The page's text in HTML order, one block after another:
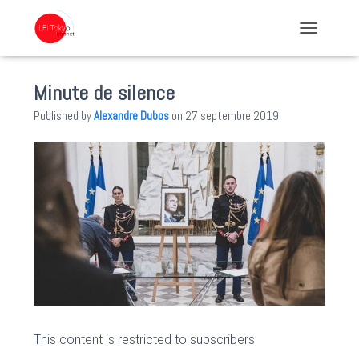
Minute de silence
Published byAlexandre Dubos on 27 septembre 2019
This content is restricted to subscribers